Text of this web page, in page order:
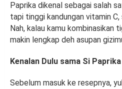
Paprika dikenal sebagai salah
tapi tinggi kandungan vitamin
Nah, kalau kamu kombinasikan
makin lengkap deh asupan
Kenalan Dulu sama Si Paprika
Sebelum masuk ke resepnya,